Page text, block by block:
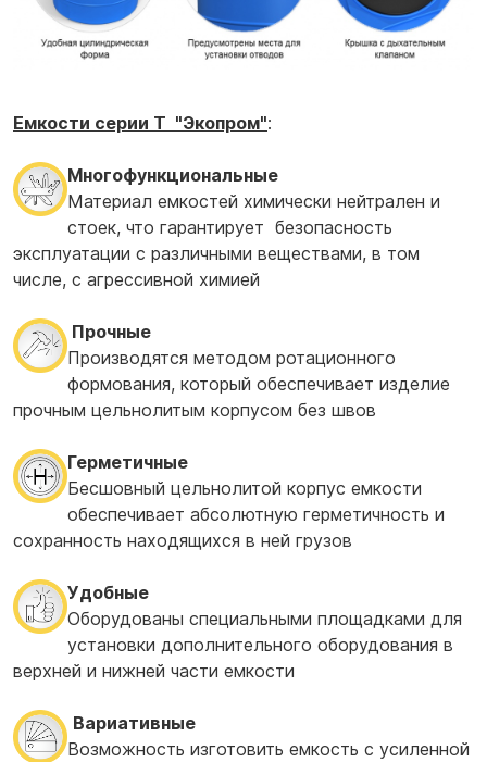
Емкости серии T "Экопром":
Многофункциональные
Материал емкостей химически нейтрален и
стоек, что гарантирует безопасность
эксплуатации с различными веществами, в том
числе, с агрессивной химией
Прочные
Производятся методом ротационного
формования, который обеспечивает изделие
прочным цельнолитым корпусом без швов
Герметичные
Бесшовный цельнолитой корпус емкости
обеспечивает абсолютную герметичность и
сохранность находящихся в ней грузов
Удобные
Оборудованы специальными площадками для
установки дополнительного оборудования в
верхней и нижней части емкости
Вариативные
Возможность изготовить емкость с усиленной